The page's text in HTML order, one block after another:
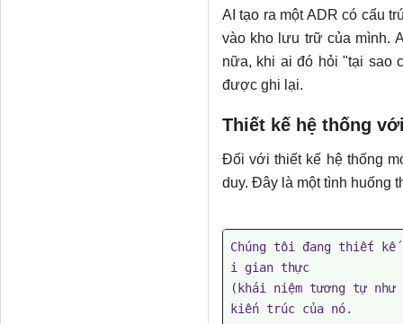
AI tạo ra một ADR có cấu
vào kho lưu trữ của mình.
nữa, khi ai đó hỏi "tại sao
được ghi lại.
Thiết kế hệ thống
Đối với thiết kế hệ thống
duy. Đây là một tình huống
Chúng tôi đang thiết
i gian thực
(khái niệm tương tự
kiến trúc của nó.